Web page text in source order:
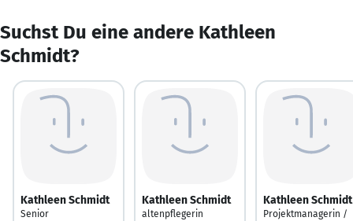
Suchst Du eine andere Kathleen
Schmidt?
Kathleen Schmidt
Senior
Kathleen Schmidt
altenpflegerin
Kathleen Schmidt
Projektmanagerin /